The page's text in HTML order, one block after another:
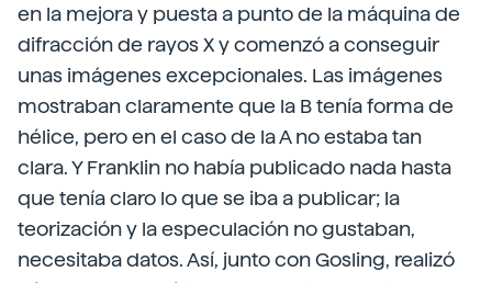
en la mejora y puesta a punto de la máquina de
difracción de rayos X y comenzó a conseguir
unas imágenes excepcionales. Las imágenes
mostraban claramente que la B tenía forma de
hélice, pero en el caso de la A no estaba tan
clara. Y Franklin no había publicado nada hasta
que tenía claro lo que se iba a publicar; la
teorización y la especulación no gustaban,
necesitaba datos. Así, junto con Gosling, realizó